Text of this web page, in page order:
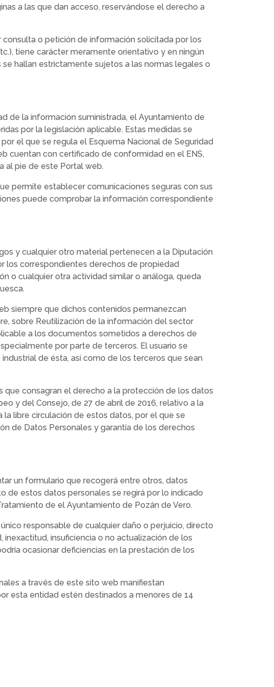
a las que dan acceso, reservándose el derecho a
o petición de información solicitada por los
tiene carácter meramente orientativo y en ningún
hallan estrictamente sujetos a las normas legales o
de la información suministrada, el Ayuntamiento de
por la legislación aplicable. Estas medidas se
el que se regula el Esquema Nacional de Seguridad
cuentan con certificado de conformidad en el ENS,
al pie de este Portal web.
permite establecer comunicaciones seguras con sus
puede comprobar la información correspondiente
y cualquier otro material pertenecen a la Diputación
los correspondientes derechos de propiedad
o cualquier otra actividad similar o análoga, queda
siempre que dichos contenidos permanezcan
sobre Reutilización de la información del sector
a los documentos sometidos a derechos de
por parte de terceros. El usuario se
de ésta, así como de los terceros que sean
consagran el derecho a la protección de los datos
y del Consejo, de 27 de abril de 2016, relativo a la
libre circulación de estos datos, por el que se
de Datos Personales y garantía de los derechos
un formulario que recogerá entre otros, datos
de estos datos personales se regirá por lo indicado
de el Ayuntamiento de Pozán de Vero.
responsable de cualquier daño o perjuicio, directo
insuficiencia o no actualización de los
ocasionar deficiencias en la prestación de los
a través de este sito web manifiestan
esta entidad estén destinados a menores de 14